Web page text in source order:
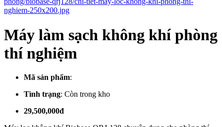
Máy làm sạch không khí phòng
thí nghiệm
Mã sản phẩm:
Tình trạng: Còn trong kho
29,500,000đ